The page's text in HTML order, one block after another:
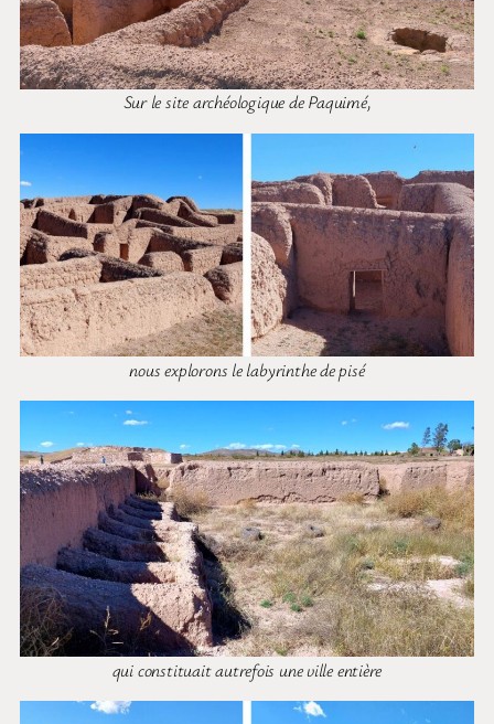
Sur le site archéologique de Paquimé,
nous explorons le labyrinthe de pisé
qui constituait autrefois une ville entière